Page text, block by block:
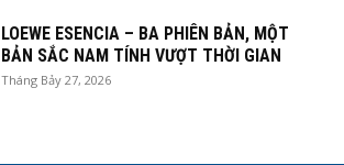
LOEWE ESENCIA – BA PHIÊN BẢN, MỘT
BẢN SẮC NAM TÍNH VƯỢT THỜI GIAN
Tháng Bảy 27, 2026